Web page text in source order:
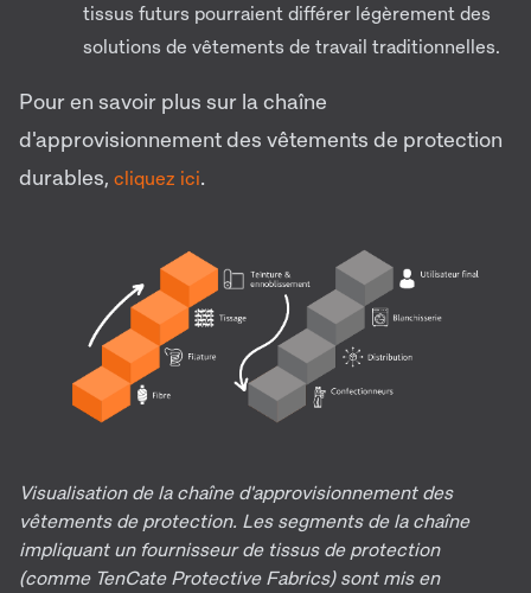
tissus futurs pourraient différer légèrement des
solutions de vêtements de travail traditionnelles.
Pour en savoir plus sur la chaîne
d'approvisionnement des vêtements de protection
durables, cliquez ici.
Visualisation de la chaîne d'approvisionnement des
vêtements de protection. Les segments de la chaîne
impliquant un fournisseur de tissus de protection
(comme TenCate Protective Fabrics) sont mis en